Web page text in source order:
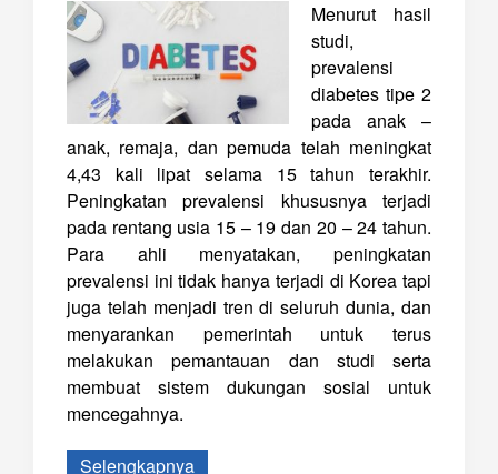
Menurut hasil
studi,
prevalensi
diabetes tipe 2
pada anak –
anak, remaja, dan pemuda telah meningkat
4,43 kali lipat selama 15 tahun terakhir.
Peningkatan prevalensi khususnya terjadi
pada rentang usia 15 – 19 dan 20 – 24 tahun.
Para ahli menyatakan, peningkatan
prevalensi ini tidak hanya terjadi di Korea tapi
juga telah menjadi tren di seluruh dunia, dan
menyarankan pemerintah untuk terus
melakukan pemantauan dan studi serta
membuat sistem dukungan sosial untuk
mencegahnya.
Selengkapnya